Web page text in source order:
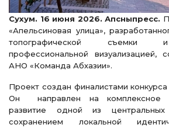
Сухум. 16 июня 2026. Апсныпресс.
«Апельсиновая улица»,
топографической съемки
профессиональной визуализацией,
АНО «Команда Абхазии».
Проект создан финалистами
Он направлен на комплексное
развитие одной из
сохранением локальной